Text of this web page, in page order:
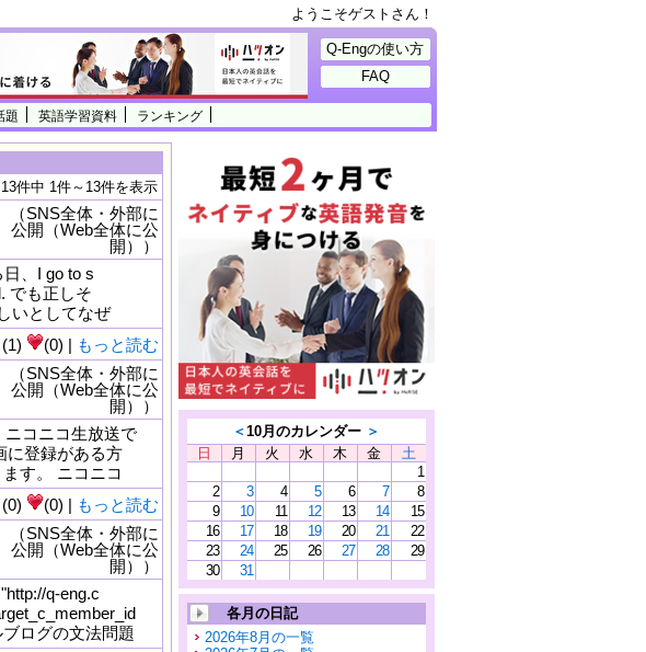
ようこそゲストさん！
題 英語学習資料 ランキング
Q-Engの使い方
FAQ
13件中 1件～13件を表示
（SNS全体・外部に
公開（Web全体に公
開））
、I go to s
でも正しそ
いとしてなぜ
(1) (0) | もっと読む
（SNS全体・外部に
公開（Web全体に公
開））
コニコ生放送で
に登録がある方
す。 ニコニコ
(0) (0) | もっと読む
（SNS全体・外部に
公開（Web全体に公
開））
q-eng.c
ログの文法問題
＜10月のカレンダー ＞
日
月 火 水 木 金
土
1
2
3 4 5 6 7
8
9
10 11 12 13 14
15
16
17 18 19 20 21
22
23
24 25 26 27 28
29
30
31
各月の日記
2026年8月の一覧